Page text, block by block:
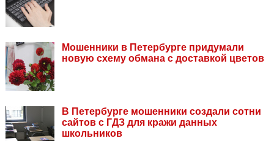
Мошенники в Петербурге придумали
новую схему обмана с доставкой цветов
В Петербурге мошенники создали сотни
сайтов с ГДЗ для кражи данных
школьников